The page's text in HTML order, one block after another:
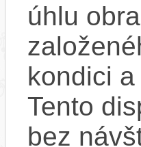
úhlu
kondici
Tento
bez